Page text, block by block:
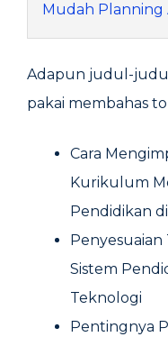
Mudah Planning
Adapun judul-
pakai membahas
Cara
Kurikulum
Pendidikan
Sistem
Teknologi
Pentingnya